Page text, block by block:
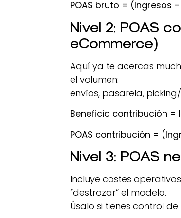
POAS bruto = (Ingresos
Nivel 2: POAS
eCommerce)
Aquí ya te acercas
el volumen:
envíos, pasarela,
Beneficio contribución =
POAS contribución =
Nivel 3: POAS
Incluye costes
“destrozar” el modelo.
Úsalo si tienes control